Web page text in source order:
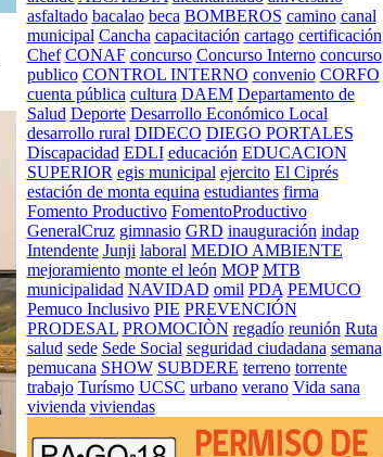
asfaltado bacalao beca BOMBEROS camino canal
municipal Cancha capacitación cartago certificación
Chef CONAF concurso Concurso Interno concurso
publico CONTROL INTERNO convenio CORFO
cuenta pública cultura DAEM Departamento de
Salud Deporte Desarrollo Económico Local
desarrollo rural DIDECO DIEGO PORTALES
Discapacidad EDLI educación EDUCACION
SUPERIOR egis municipal ejercito El Ciprés
estación de monta equina estudiantes firma
Fomento Productivo FomentoProductivo
GeneralCruz gimnasio GRD inauguración indap
Intendente Junji laboral MEDIO AMBIENTE
mejoramiento monte el león MOP MTB
municipalidad NAVIDAD omil PDA PEMUCO
Pemuco Inclusivo PIE PREVENCIÓN
PRODESAL PROMOCIÒN regadío reunión Ruta
salud sede Sede Social seguridad ciudadana semana
pemucana SHOW SUBDERE terreno torrente
trabajo Turísmo UCSC urbano verano Vida sana
vivienda viviendas